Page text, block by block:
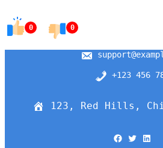
0 0
+123 456
123, Red Hills,
Facebook Twitter LinkedIn